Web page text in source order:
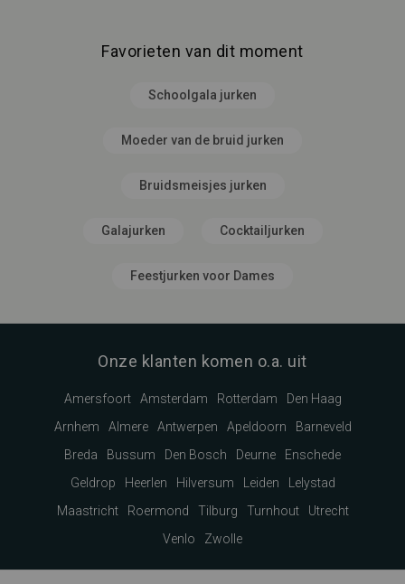
Favorieten van dit moment
Schoolgala jurken
Moeder van de bruid jurken
Bruidsmeisjes jurken
Galajurken Cocktailjurken
Feestjurken voor Dames
Onze klanten komen o.a. uit
Amersfoort Amsterdam Rotterdam
Den Haag
Arnhem
Almere Antwerpen Apeldoorn
Barneveld
Breda
Bussum Den Bosch Deurne
Enschede
Geldrop
Heerlen Hilversum Leiden
Lelystad
Maastricht
Roermond Tilburg Turnhout
Utrecht
Venlo
Zwolle